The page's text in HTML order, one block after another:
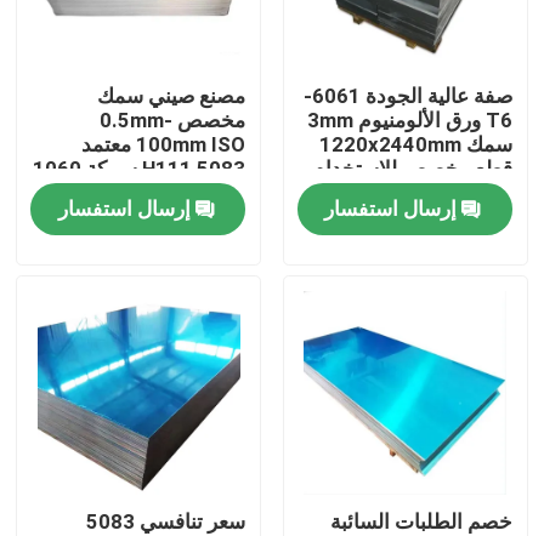
جولة في المصنع
مراقبة الجودة
أخبار
اطلب اقتباس
صفائح الفولاذ المقاوم للصدأ
صفة عالية الجودة 6061-
T6 ورق الألومنيوم 3mm
سمك 1220x2440mm
قطع مخصص للاستخدام
الصناعي في مجال
الطيرانإرسال استفسار
مصنع صيني سمك
مخصص 0.5mm-
100mm ISO معتمد
5083 H111 سبيكة 1060
ورقة الألومنيوم النقي
إرسال استفسار
خصم الطلبات السائبة
سعر تنافسي 5083